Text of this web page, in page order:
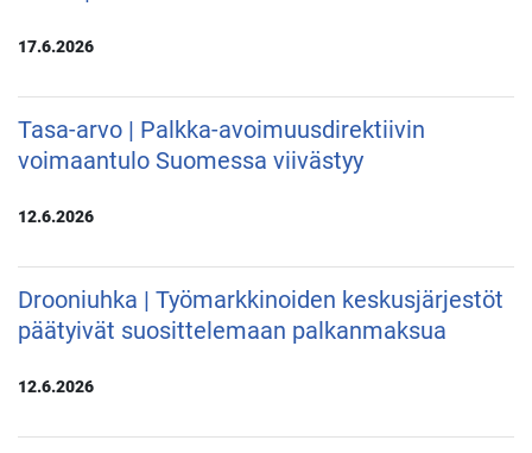
17.6.2026
Tasa-arvo | Palkka-avoimuusdirektiivin
voimaantulo Suomessa viivästyy
12.6.2026
Drooniuhka | Työmarkkinoiden keskusjärjestöt
päätyivät suosittelemaan palkanmaksua
12.6.2026